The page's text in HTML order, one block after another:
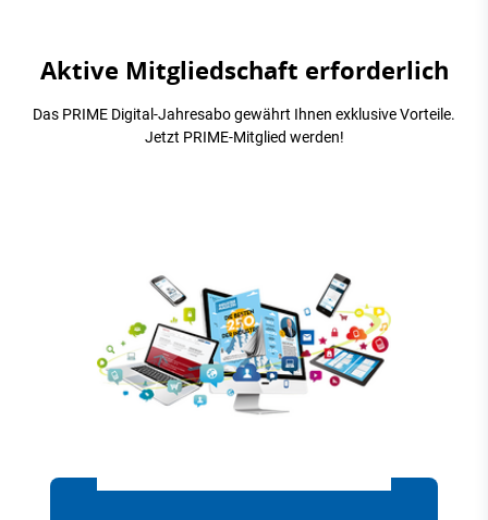
Aktive Mitgliedschaft erforderlich
Das PRIME Digital-Jahresabo gewährt Ihnen exklusive Vorteile.
Jetzt PRIME-Mitglied werden!